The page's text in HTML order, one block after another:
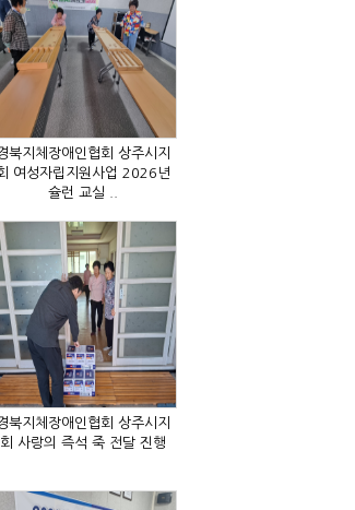
슐런 교실 ..
회 사랑의 즉석 죽 전달 진행